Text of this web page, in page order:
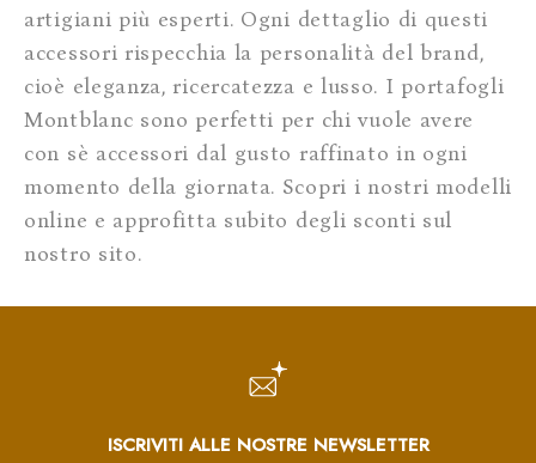
artigiani più esperti. Ogni dettaglio di questi
accessori rispecchia la personalità del brand,
cioè eleganza, ricercatezza e lusso. I portafogli
Montblanc sono perfetti per chi vuole avere
con sè accessori dal gusto raffinato in ogni
momento della giornata. Scopri i nostri modelli
online e approfitta subito degli sconti sul
nostro sito.
ISCRIVITI ALLE NOSTRE NEWSLETTER